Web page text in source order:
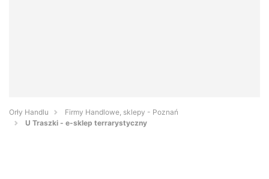
Orły Handlu
Firmy Handlowe, sklepy - Poznań
U Traszki - e-sklep terrarystyczny